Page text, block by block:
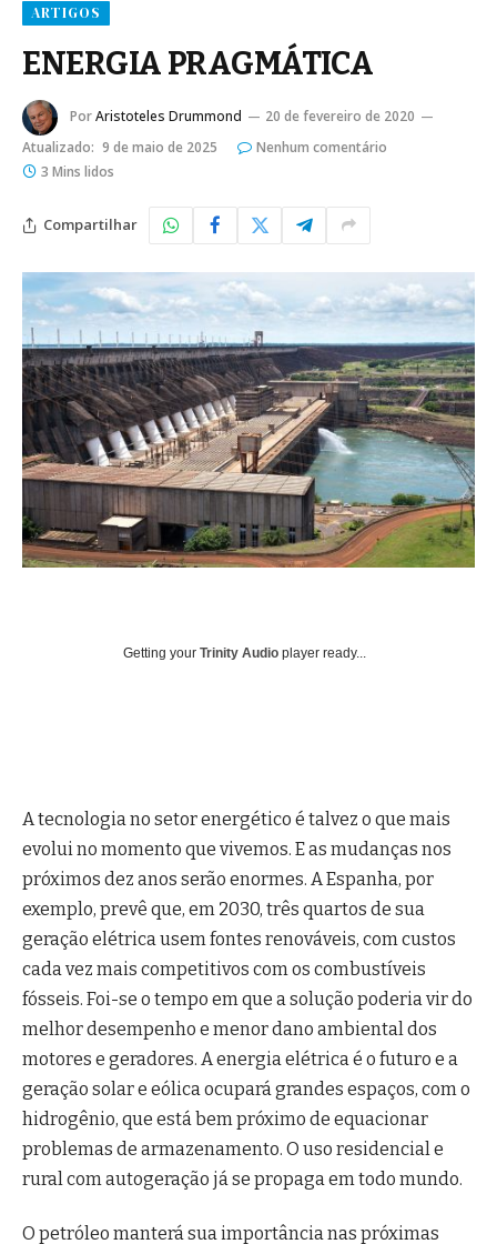
ARTIGOS
ENERGIA PRAGMÁTICA
PorAristoteles Drummond
20 de fevereiro de 2020
Atualizado: 9 de maio de 2025
Nenhum comentário
3 Mins lidos
Compartilhar
Getting your Trinity Audio player ready...
A tecnologia no setor energético é talvez o que mais
evolui no momento que vivemos. E as mudanças nos
próximos dez anos serão enormes. A Espanha, por
exemplo, prevê que, em 2030, três quartos de sua
geração elétrica usem fontes renováveis, com custos
cada vez mais competitivos com os combustíveis
fósseis. Foi-se o tempo em que a solução poderia vir do
melhor desempenho e menor dano ambiental dos
motores e geradores. A energia elétrica é o futuro e a
geração solar e eólica ocupará grandes espaços, com o
hidrogênio, que está bem próximo de equacionar
problemas de armazenamento. O uso residencial e
rural com autogeração já se propaga em todo mundo.
O petróleo manterá sua importância nas próximas